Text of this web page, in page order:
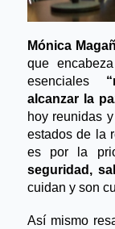
Mónica
que
esenciales
alcanzar la
hoy reunidas
estados de la
es por la
seguridad,
cuidan y son
Así mismo